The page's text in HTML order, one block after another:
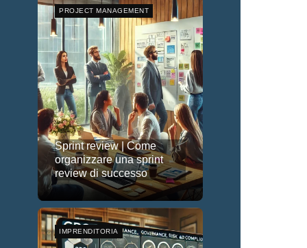
PROJECT MANAGEMENT
Sprint review | Come
organizzare una sprint
review di successo
IMPRENDITORIA